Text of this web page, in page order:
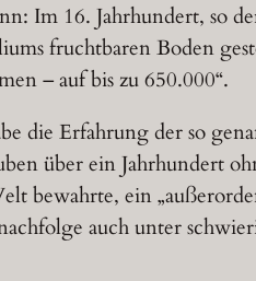
Im 16. Jahrhundert, so
fruchtbaren Boden
– auf bis zu 650.000“.
die Erfahrung der so
über ein Jahrhundert
bewahrte, ein
auch unter